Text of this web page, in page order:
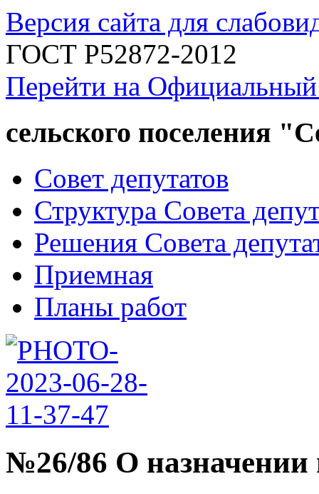
Версия сайта для
ГОСТ Р52872-2012
Перейти на
сельского поселения
Совет депутатов
Структура Совета
Решения Совета
Приемная
Планы работ
№26/86 О